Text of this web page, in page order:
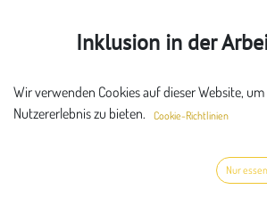
Inklusion in der
Referentin: Christina
Der Vortrag beschreibt, welche Hindernisse
Wir verwenden Cookies auf dieser Website,
Nutzererlebnis zu bieten.
Cookie-Richtlinien
Nur